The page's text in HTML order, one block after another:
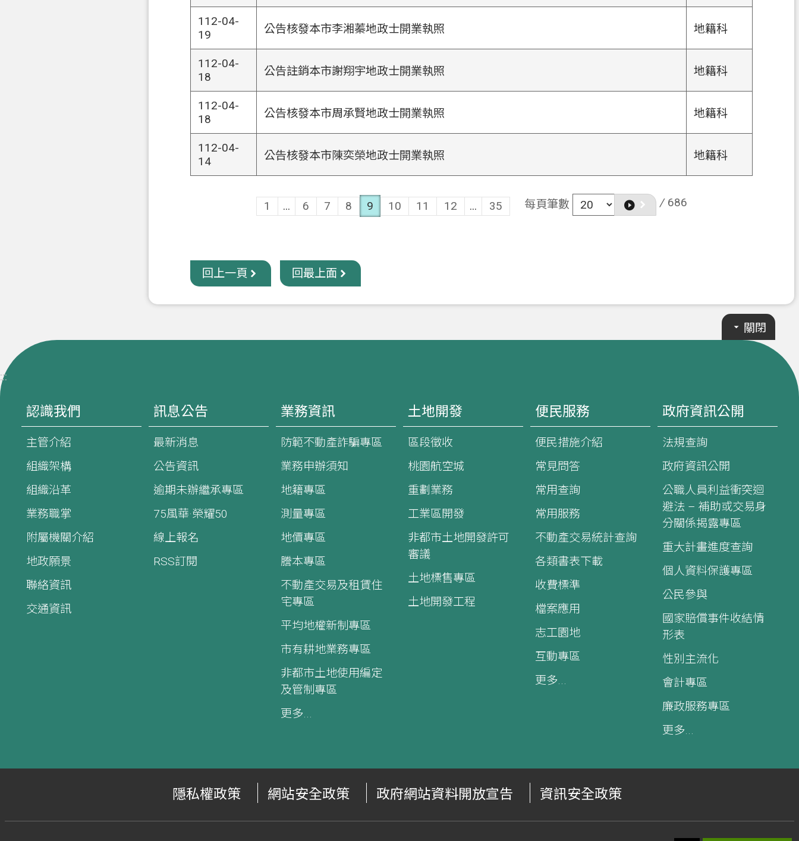
112-04-
19
公告核發本市李湘蓁地政士開業執照 地籍科
112-04-
18
公告註銷本市謝翔宇地政士開業執照 地籍科
112-04-
18
公告核發本市周承賢地政士開業執照 地籍科
112-04-
14
公告核發本市陳奕榮地政士開業執照 地籍科
1 ... 6 7 8 9 10 11 12 ... 35 每頁筆數 / 686
回上一頁 回最上面
關閉
:::
認識我們
主管介紹
組織架構
組織沿革
業務職掌
附屬機關介紹
地政願景
聯絡資訊
交通資訊
訊息公告
最新消息
公告資訊
逾期未辦繼承專區
75風華·榮耀50
線上報名
RSS訂閱
業務資訊
防範不動產詐騙專區
業務申辦須知
地籍專區
測量專區
地價專區
謄本專區
不動產交易及租賃住
宅專區
平均地權新制專區
市有耕地業務專區
非都市土地使用編定
及管制專區
更多...
土地開發
區段徵收
桃園航空城
重劃業務
工業區開發
非都市土地開發許可
審議
土地標售專區
土地開發工程
便民服務
便民措施介紹
常見問答
常用查詢
常用服務
不動產交易統計查詢
各類書表下載
收費標準
檔案應用
志工園地
互動專區
更多...
政府資訊公開
法規查詢
政府資訊公開
公職人員利益衝突迴
避法 – 補助或交易身
分關係揭露專區
重大計畫進度查詢
個人資料保護專區
公民參與
國家賠償事件收結情
形表
性別主流化
會計專區
廉政服務專區
更多...
隱私權政策 網站安全政策 政府網站資料開放宣告 資訊安全政策